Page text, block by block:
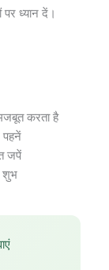
ध्यान दें।
करता है
जपें
शुभ